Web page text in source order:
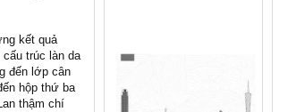
kết quả
trúc làn da
đến lớp cân
hộp thứ ba
thậm chí